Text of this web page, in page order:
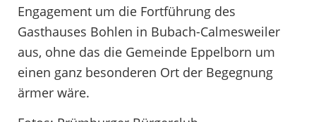
Engagement um die Fortführung des
Gasthauses Bohlen in Bubach-Calmesweiler
aus, ohne das die Gemeinde Eppelborn um
einen ganz besonderen Ort der Begegnung
ärmer wäre.